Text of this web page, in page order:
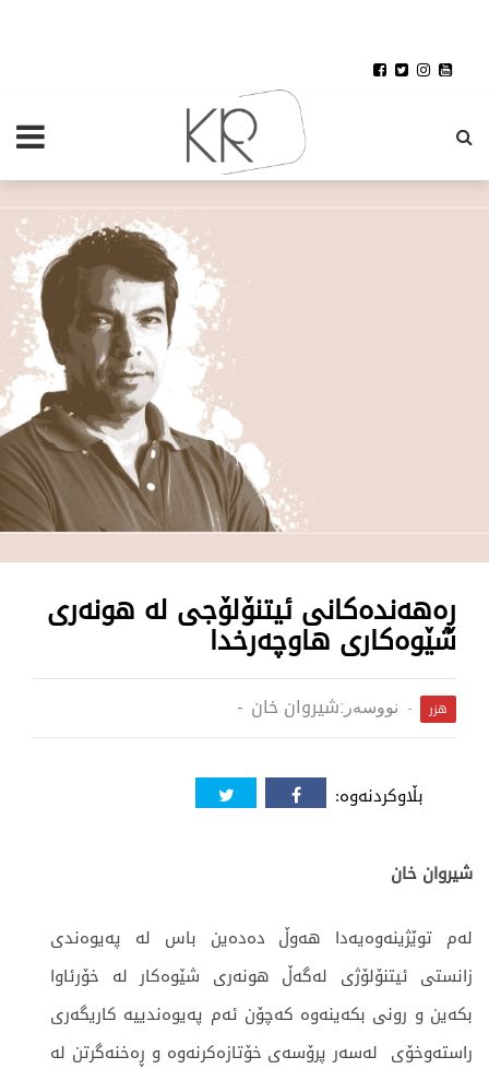
ڕەهەندەکانی ئیتنۆلۆجی لە هونەری
شێوەکاری هاوچەرخدا
هزر نووسەر:شیروان خان
بڵاوکردنەوە:
شیروان خان
لەم توێژینەوەیەدا هەوڵ دەدەین باس لە پەیوەندی
زانستی ئیتنۆلۆژی لەگەڵ هونەری شێوەکار لە خۆرئاوا
بکەین و رونی بکەینەوە کەچۆن ئەم پەیوەندییە کاریگەری
راستەوخۆی لەسەر پرۆسەی خۆتازەکرنەوە و ڕەخنەگرتن لە